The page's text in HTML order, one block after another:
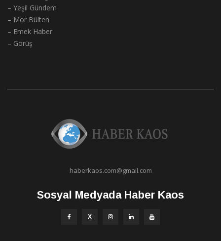
– Yeşil Gündem
– Mor Bülten
– Emek Haber
– Görüş
haberkaos.com@gmail.com
Sosyal Medyada Haber Kaos